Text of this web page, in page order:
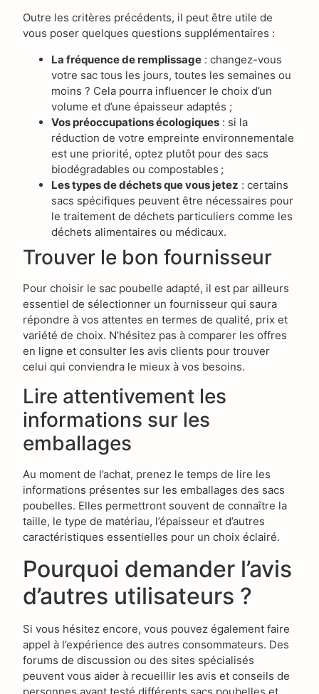
Outre les critères précédents, il peut être utile de
vous poser quelques questions supplémentaires :
La fréquence de remplissage : changez-vous
votre sac tous les jours, toutes les semaines ou
moins ? Cela pourra influencer le choix d’un
volume et d’une épaisseur adaptés ;
Vos préoccupations écologiques : si la
réduction de votre empreinte environnementale
est une priorité, optez plutôt pour des sacs
biodégradables ou compostables ;
Les types de déchets que vous jetez : certains
sacs spécifiques peuvent être nécessaires pour
le traitement de déchets particuliers comme les
déchets alimentaires ou médicaux.
Trouver le bon fournisseur
Pour choisir le sac poubelle adapté, il est par ailleurs
essentiel de sélectionner un fournisseur qui saura
répondre à vos attentes en termes de qualité, prix et
variété de choix. N’hésitez pas à comparer les offres
en ligne et consulter les avis clients pour trouver
celui qui conviendra le mieux à vos besoins.
Lire attentivement les
informations sur les
emballages
Au moment de l’achat, prenez le temps de lire les
informations présentes sur les emballages des sacs
poubelles. Elles permettront souvent de connaître la
taille, le type de matériau, l’épaisseur et d’autres
caractéristiques essentielles pour un choix éclairé.
Pourquoi demander l’avis
d’autres utilisateurs ?
Si vous hésitez encore, vous pouvez également faire
appel à l’expérience des autres consommateurs. Des
forums de discussion ou des sites spécialisés
peuvent vous aider à recueillir les avis et conseils de
personnes ayant testé différents sacs poubelles et